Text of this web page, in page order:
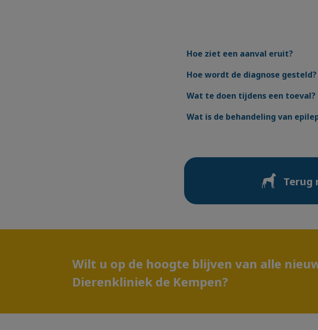
Hoe ziet een aanval eruit?
Hoe wordt de diagnose gesteld?
Wat te doen tijdens een toeval?
Wat is de behandeling van
Terug
Wilt u op de hoogte blijven van alle
Dierenkliniek de Kempen?